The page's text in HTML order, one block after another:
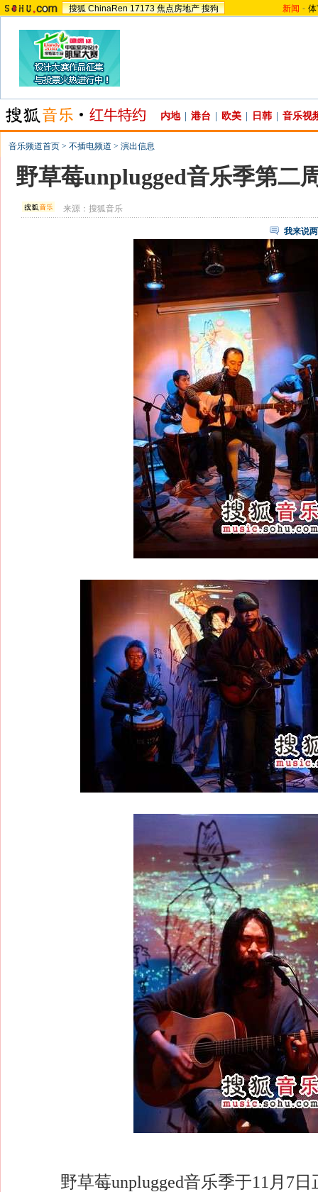
搜狐 ChinaRen 17173 焦点房地产 搜狗 新闻 -
内地 港台 欧美 日韩 音乐视
音乐频道首页 > 不插电频道 > 演出信息
野草莓unplugged音乐季第二
来源：搜狐音乐
我来说
野草莓unplugged音乐季于11月7日